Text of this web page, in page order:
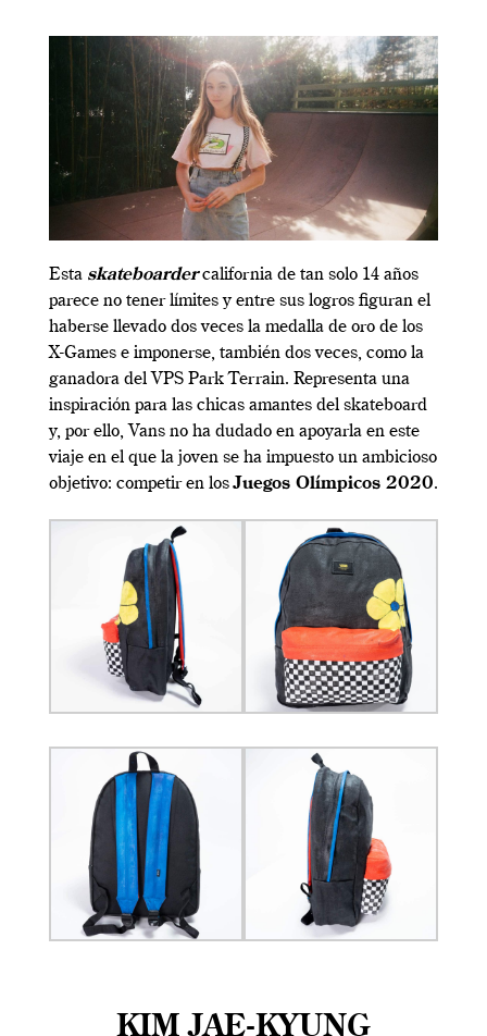
Esta skateboardercalifornia de tan solo 14 años
parece no tener límites y entre sus logros figuran el
haberse llevado dos veces la medalla de oro de los
X-Games e imponerse, también dos veces, como la
ganadora del VPS Park Terrain. Representa una
inspiración para las chicas amantes del skateboard
y, por ello, Vans no ha dudado en apoyarla en este
viaje en el que la joven se ha impuesto un ambicioso
objetivo: competir en losJuegos Olímpicos 2020.
KIM JAE-KYUNG